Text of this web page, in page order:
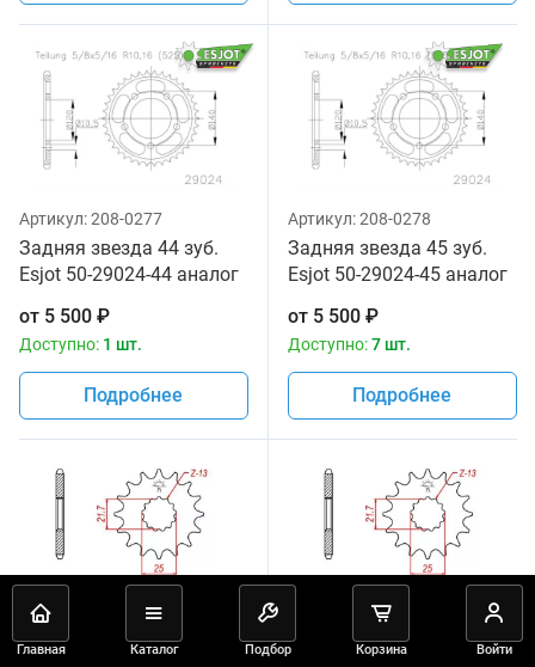
Артикул:208-0277
Задняя звезда 44 зуб.
Esjot 50-29024-44 аналог
от 5 500 ₽
Доступно: 1 шт.
Подробнее
Артикул:208-0278
Задняя звезда 45 зуб.
Esjot 50-29024-45 аналог
от 5 500₽
Доступно:7 шт.
Подробнее
Главная Каталог Подбор Корзина Войти